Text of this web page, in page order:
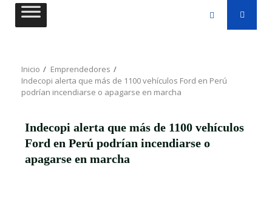
Saltar
Inicio
Emprendedores
Indecopi alerta que más de 1100 vehículos Ford en Perú
podrían incendiarse o apagarse en marcha
Indecopi alerta que más de 1100 vehículos
Ford en Perú podrían incendiarse o
apagarse en marcha